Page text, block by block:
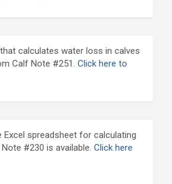
calculates water loss in calves
Calf Note #251.Click here to
Excel spreadsheet for calculating
#230 is available.Click here